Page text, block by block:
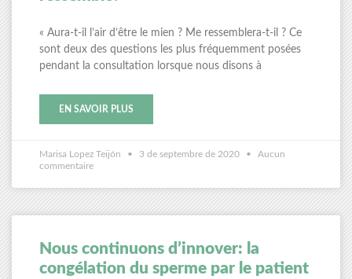
« Aura-t-il l’air d’être le mien ? Me ressemblera-t-il ? Ce
sont deux des questions les plus fréquemment posées
pendant la consultation lorsque nous disons à
EN SAVOIR PLUS
Marisa Lopez Teijón 3 de septembre de 2020
Aucun
commentaire
Nous continuons d’innover: la
congélation du sperme par le patient